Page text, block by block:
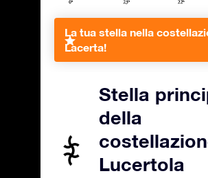
La tua stella nella
Lacerta!
Stella
della
Lucertola